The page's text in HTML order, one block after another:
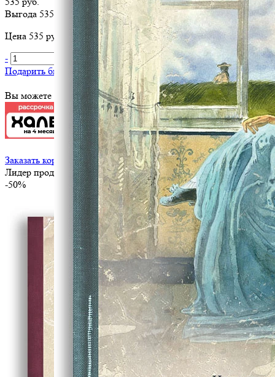
Выгода 535 руб.
Цена 535 руб. за 1 шт
-
+ В корзину
Подарить библиотеке?
Вы можете оплатить эту книгу картой
Заказать корпоративный тираж
Лидер продаж
-50%